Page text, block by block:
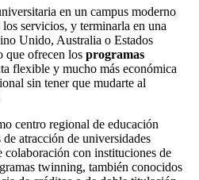
en un campus moderno
servicios, y terminarla en una
Unido, Australia o Estados
que ofrecen los programas
flexible y mucho más económica
sin tener que mudarte al
centro regional de educación
atracción de universidades
colaboración con instituciones de
twinning, también conocidos